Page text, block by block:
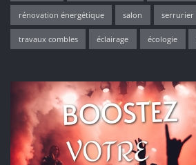
rénovation énergétique salon serrurier
travaux combles éclairage écologie